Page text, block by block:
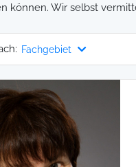
können. Wir selbst
Fachgebiet